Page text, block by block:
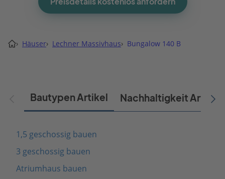
› Häuser› Lechner Massivhaus› Bungalow 140 B
Bautypen Artikel Nachhaltigkeit Artikel
1,5 geschossig bauen
3 geschossig bauen
Atriumhaus bauen